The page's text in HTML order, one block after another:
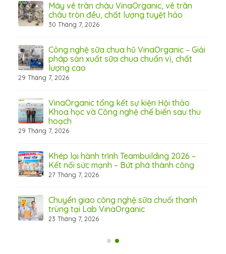
Máy vê trân châu VinaOrganic, vê trân
châu tròn đều, chất lượng tuyệt hảo
30 Tháng 7, 2026
Công nghệ sữa chua hũ VinaOrganic – Giải
pháp sản xuất sữa chua chuẩn vị, chất
lượng cao
29 Tháng 7, 2026
VinaOrganic tổng kết sự kiện Hội thảo
Khoa học và Công nghệ chế biến sau thu
hoạch
29 Tháng 7, 2026
Khép lại hành trình Teambuilding 2026 –
Kết nối sức mạnh – Bứt phá thành công
27 Tháng 7, 2026
Chuyển giao công nghệ sữa chuối thanh
trùng tại Lab VinaOrganic
23 Tháng 7, 2026